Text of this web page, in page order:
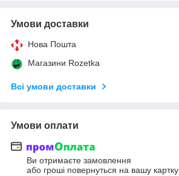
Умови доставки
Нова Пошта
Магазини Rozetka
Всі умови доставки
Умови оплати
Ви отримаєте замовлення
або гроші повернуться на вашу картку